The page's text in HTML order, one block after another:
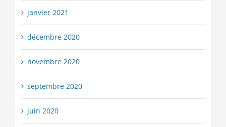
janvier 2021
décembre 2020
novembre 2020
septembre 2020
juin 2020